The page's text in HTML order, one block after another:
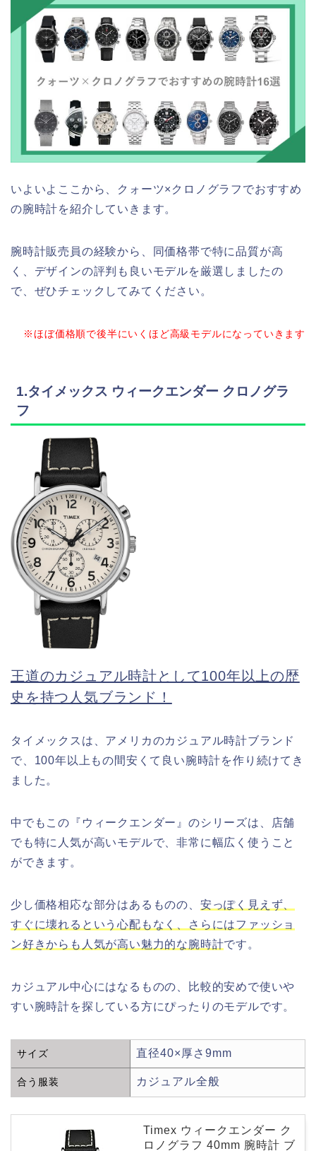
いよいよここから、クォーツ×クロノグラフでおすすめ
の腕時計を紹介していきます。
腕時計販売員の経験から、同価格帯で特に品質が高
く、デザインの評判も良いモデルを厳選しましたの
で、ぜひチェックしてみてください。
※ほぼ価格順で後半にいくほど高級モデルになっていきます
1.タイメックス ウィークエンダー クロノグラ
フ
王道のカジュアル時計として100年以上の歴
史を持つ人気ブランド！
タイメックスは、アメリカのカジュアル時計ブランド
で、100年以上もの間安くて良い腕時計を作り続けてき
ました。
中でもこの『ウィークエンダー』のシリーズは、店舗
でも特に人気が高いモデルで、非常に幅広く使うこと
ができます。
少し価格相応な部分はあるものの、 安っぽく見えず、
すぐに壊れるという心配もなく、さらにはファッショ
ン好きからも人気が高い魅力的な腕時計です。
カジュアル中心にはなるものの、比較的安めで使いや
すい腕時計を探している方にぴったりのモデルです。
サイズ 直径40×厚さ9mm
合う服装 カジュアル全般
Timex ウィークエンダー ク
ロノグラフ 40mm 腕時計 ブ